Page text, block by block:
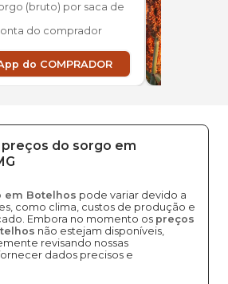
(bruto) por saca de
do comprador
do COMPRADOR
preços do sorgo em
em Botelhos pode variar devido a
como clima, custos de produção e
Embora no momento os preços
não estejam disponíveis,
revisando nossas
dados precisos e